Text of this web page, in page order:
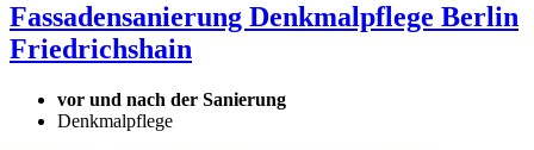
Fassadensanierung Denkmalpflege Berlin
Friedrichshain
vor und nach der Sanierung
Denkmalpflege